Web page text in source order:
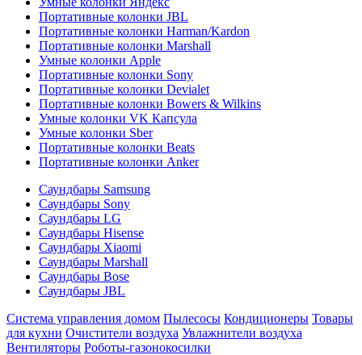
Портативные колонки JBL
Портативные колонки Harman/Kardon
Портативные колонки Marshall
Умные колонки Apple
Портативные колонки Sony
Портативные колонки Devialet
Портативные колонки Bowers & Wilkins
Умные колонки VK Капсула
Умные колонки Sber
Портативные колонки Beats
Портативные колонки Anker
Саундбары Samsung
Саундбары Sony
Саундбары LG
Саундбары Hisense
Саундбары Xiaomi
Саундбары Marshall
Саундбары Bose
Саундбары JBL
Система управления домом Пылесосы Кондиционеры Товары
для кухни Очистители воздуха Увлажнители воздуха
Вентиляторы Роботы-газонокосилки